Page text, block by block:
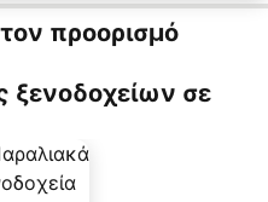
προορισμό
ξενοδοχείων σε